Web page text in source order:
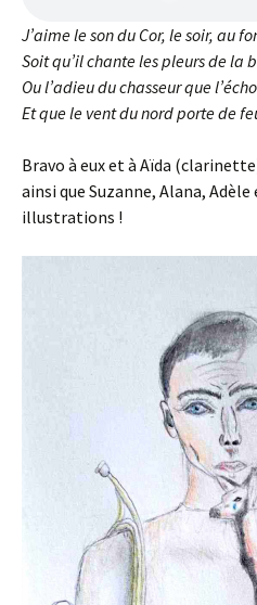
J’aime le son du Cor, le soir, au
Soit qu’il chante les pleurs de la
Ou l’adieu du chasseur que
Et que le vent du nord porte de
Bravo à eux et à Aïda
ainsi que Suzanne, Alana,
illustrations !